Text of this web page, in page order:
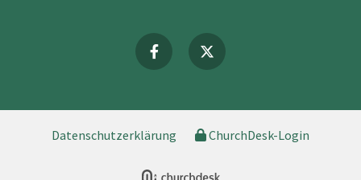
Datenschutzerklärung ChurchDesk-Login